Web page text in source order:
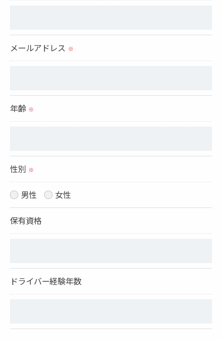
当社では、個人情報の漏洩等がなされないよう、適
切に安全管理対策を実施します。
必要な情報を頂けない場合は、それに対応した当社
のサービスをご提供できない場合がございますので
予めご了承ください。
＜個人情報の開示･訂正・削除･利用停止の手続につ
いて＞
用停止の手続を定めさせて頂いております。
ご本人である事を確認のうえ、対応させて頂きま
す。
メールアドレス ※
年齢 ※
性別 ※
男性 女性
保有資格
ドライバー経験年数